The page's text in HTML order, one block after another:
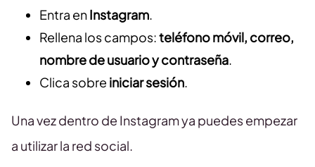
Entra enInstagram.
Rellena los campos:teléfono móvil, correo,
nombre de usuario y contraseña.
Clica sobre iniciarsesión.
Una vez dentro de Instagram ya puedes empezar
a utilizar la red social.